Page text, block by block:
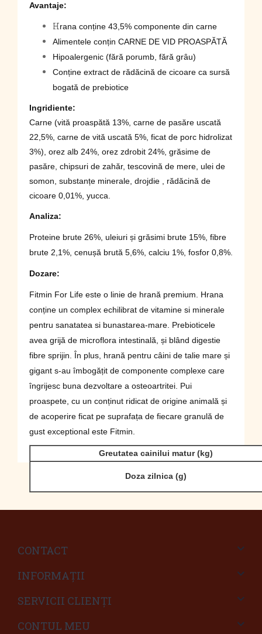
Avantaje:
Hrana conține 43,5% componente din carne
Alimentele conțin CARNE DE VID PROASPĂTĂ
Hipoalergenic (fără porumb, fără grâu)
Conține extract de rădăcină de cicoare ca sursă
bogată de prebiotice
Ingridiente:
Carne (vită proaspătă 13%, carne de pasăre uscată
22,5%, carne de vită uscată 5%, ficat de porc hidrolizat
3%), orez alb 24%, orez zdrobit 24%, grăsime de
pasăre, chipsuri de zahăr, tescovină de mere, ulei de
somon, substanțe minerale, drojdie , rădăcină de
cicoare 0,01%, yucca.
Analiza:
Proteine ​​brute 26%, uleiuri și grăsimi brute 15%, fibre
brute 2,1%, cenușă brută 5,6%, calciu 1%, fosfor 0,8%.
Dozare:
Fitmin For Life este o linie de hrană premium. Hrana
conține un complex echilibrat de vitamine si minerale
pentru sanatatea si bunastarea-mare. Prebioticele
avea grijă de microflora intestinală, și blând digestie
fibre sprijin. În plus, hrană pentru câini de talie mare și
gigant s-au îmbogățit de componente complexe care
îngrijesc buna dezvoltare a osteoartritei. Pui
proaspete, cu un conținut ridicat de origine animală și
de acoperire ficat pe suprafața de fiecare granulă de
gust exceptional este Fitmin.
Greutatea cainilui matur (kg)
Doza zilnica (g)
CONTACT
INFORMAŢII
SERVICII CLIENŢI
CONTUL MEU